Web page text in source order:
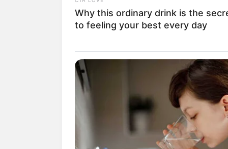
sebuah lagu.
Bukan hanya itu, ia pun dinobatkan
Setelah sekian lama menjadi anggota
yang telah membesarkan namanya
Selain menjadi anggota grup idol, ia
bisa kamu saksikan dalam filmPartikelir
Keluarga: Santa Claus dari Jakarta
Why this ordinary drink is the
to feeling your best every day